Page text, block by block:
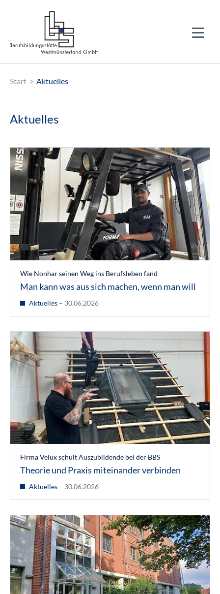
Start Aktuelles
Aktuelles
Wie Nonhar seinen Weg ins Berufsleben fand
Man kann was aus sich machen, wenn man will
Aktuelles – 30.06.2026
Firma Velux schult Auszubildende bei der BBS
Theorie und Praxis miteinander verbinden
Aktuelles – 30.06.2026